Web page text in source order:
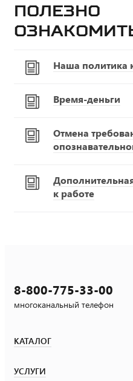
Полезно
Наша политика
Время-деньги
Отмена
к работе
8-800-775-33-00
многоканальный телефон
КАТАЛОГ
УСЛУГИ